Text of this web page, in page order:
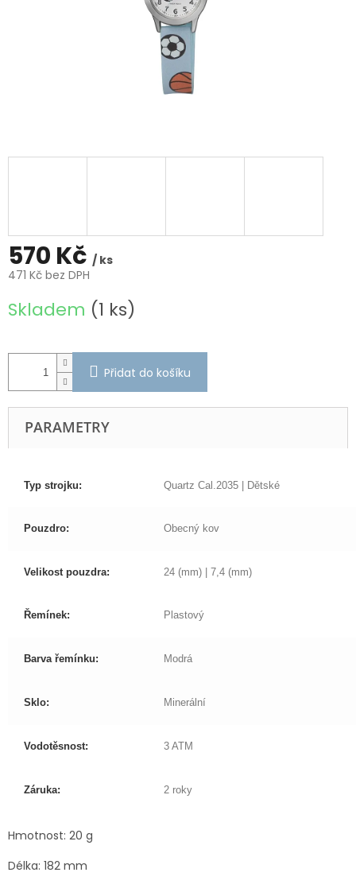
570 Kč / ks
471 Kč bez DPH
cena:
Skladem (1 ks)
Přidat do košíku
PARAMETRY
Typ strojku: Quartz Cal.2035 | Dětské
Pouzdro: Obecný kov
Velikost pouzdra: 24 (mm) | 7,4 (mm)
Řemínek: Plastový
Barva řemínku: Modrá
Sklo: Minerální
Vodotěsnost: 3 ATM
Záruka: 2 roky
Hmotnost: 20 g
Délka: 182 mm